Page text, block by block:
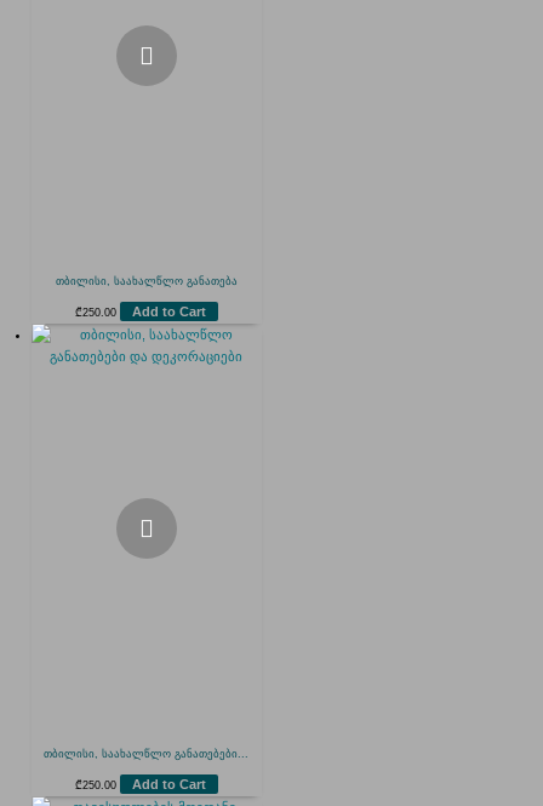
თბილისი, საახალწლო განათება
₾250.00 Add to Cart
თბილისი, საახალწლო განათებები...
₾250.00 Add to Cart